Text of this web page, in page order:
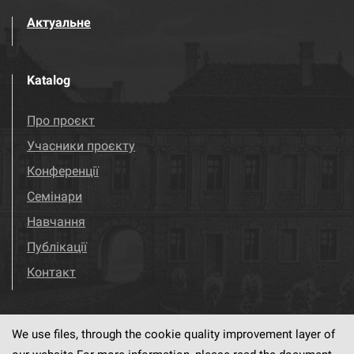
Актуальне
Katalog
Про проєкт
Учасники проєкту
Конференції
Семінари
Навчання
Публікації
Контакт
Visit us! Facebook
We use files, through the cookie quality improvement layer of